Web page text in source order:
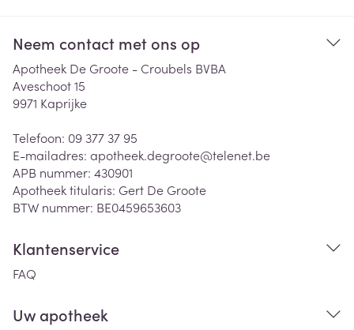
Neem contact met ons op
Apotheek De Groote - Croubels BVBA
Aveschoot 15
9971 Kaprijke
Telefoon: 09 377 37 95
E-mailadres: apotheek.degroote@telenet.be
APB nummer: 430901
Apotheek titularis: Gert De Groote
BTW nummer: BE0459653603
Klantenservice
FAQ
Uw apotheek